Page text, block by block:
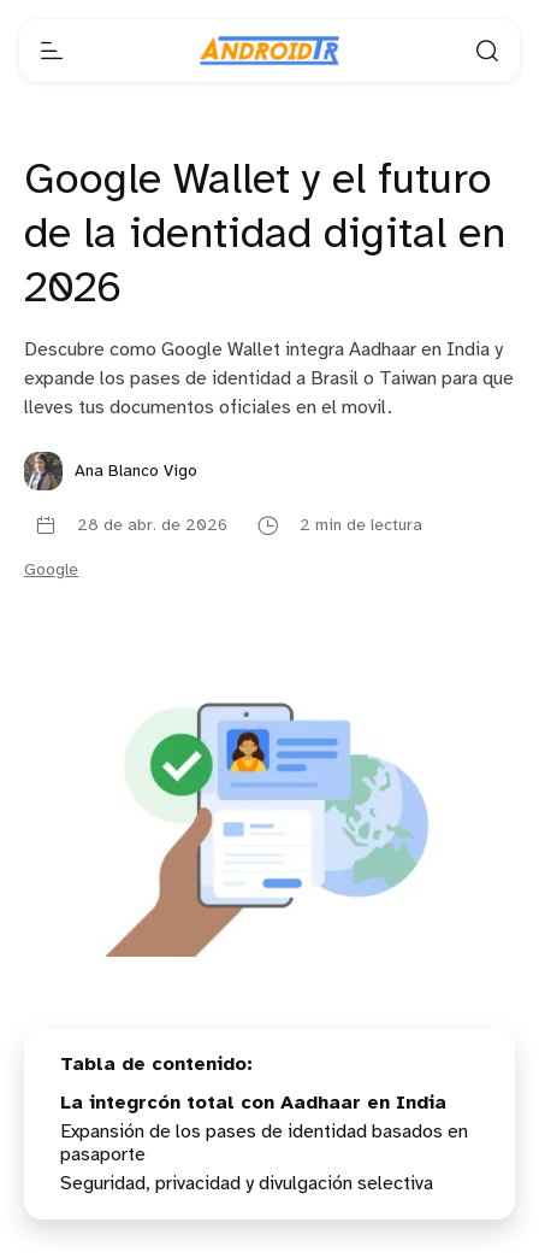
Google Wallet y el futuro
de la identidad digital en
2026
Descubre como Google Wallet integra Aadhaar en India y
expande los pases de identidad a Brasil o Taiwan para que
lleves tus documentos oficiales en el movil.
Ana Blanco Vigo
28 de abr. de 2026 2 min de lectura
Google
La integrcón total con Aadhaar en India
Expansión de los pases de identidad basados en
pasaporte
¿Para que sirve realmente un pase de identidad
Seguridad, privacidad y divulgación selectiva